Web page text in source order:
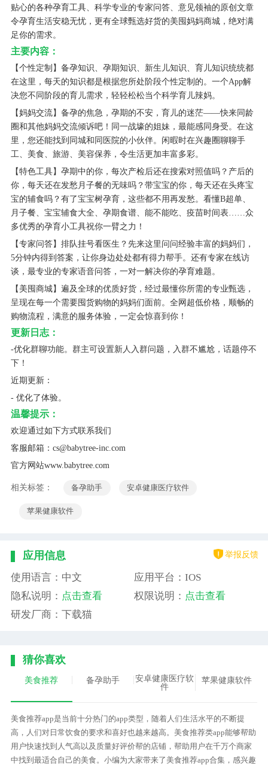
贴心的各种孕育工具、科学专业的专家问答、意见领袖的原创文章
令孕育生活安稳无忧，更有全球甄选好货的美囤妈妈商城，绝对满
足你的需求。
主要内容：
【个性定制】备孕知识、孕期知识、新生儿知识、育儿知识统统都
在这里，每天的知识都是根据您所处阶段个性定制的。一个App解
决您不同阶段的育儿需求，轻轻松松当个科学育儿辣妈。
【妈妈交流】备孕的焦急，孕期的不安，育儿的迷茫——快来同龄
圈和其他妈妈交流倾诉吧！同一战壕的姐妹，最能感同身受。在这
里，您还能找到同城和同医院的小伙伴。闲暇时在兴趣圈聊聊手
工、美食、旅游、美容保养，令生活更加丰富多彩。
【特色工具】孕期中的你，每次产检后还在搜索对照值吗？产后的
你，每天还在发愁月子餐的无味吗？带宝宝的你，每天还在头疼宝
宝的辅食吗？有了宝宝树孕育，这些都不用再发愁。看懂B超单、
月子餐、宝宝辅食大全、孕期食谱、能不能吃、疫苗时间表……众
多优秀的孕育小工具祝你一臂之力！
【专家问答】排队挂号看医生？先来这里问问经验丰富的妈妈们，
5分钟内得到答案，让你身边处处都有得力帮手。还有专家在线访
谈，最专业的专家语音问答，一对一解决你的孕育难题。
【美囤商城】遍及全球的优质好货，经过最懂你所需的专业甄选，
呈现在每一个需要囤货购物的妈妈们面前。全网超低价格，顺畅的
购物流程，满意的服务体验，一定会惊喜到你！
更新日志：
-优化群聊功能。群主可设置新人入群问题，入群不尴尬，话题停不
下！
近期更新：
- 优化了体验。
温馨提示：
欢迎通过如下方式联系我们
客服邮箱：cs@babytree-inc.com
官方网站www.babytree.com
相关标签： 备孕助手 安卓健康医疗软件
苹果健康软件
应用信息 举报反馈
使用语言：中文
应用平台：IOS
隐私说明： 点击查看 权限说明： 点击查看
研发厂商：下载猫
猜你喜欢
美食推荐 备孕助手
安卓健康医疗软
件
苹果健康软件
美食推荐app是当前十分热门的app类型，随着人们生活水平的不断提
高，人们对日常饮食的要求和喜好也越来越高。美食推荐类app能够帮助
用户快速找到人气高以及质量好评价帮的店铺，帮助用户在千万个商家
中找到最适合自己的美食。小编为大家带来了美食推荐app合集，感兴趣